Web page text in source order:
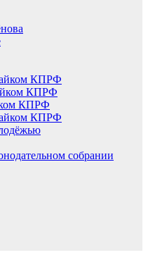
КПРФ
КПРФ
КПРФ
КПРФ
собрании